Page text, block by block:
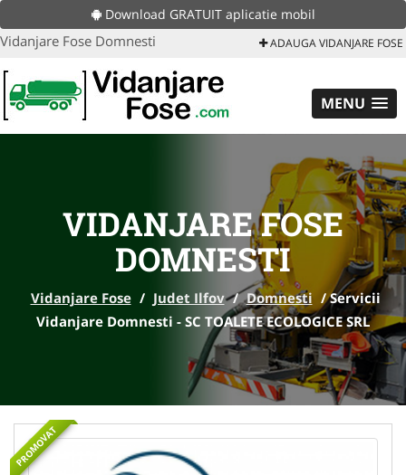
Download GRATUIT aplicatie mobil
Vidanjare Fose Domnesti ADAUGA VIDANJARE FOSE
MENU
VIDANJARE FOSE
DOMNESTI
Vidanjare Fose / Judet Ilfov / Domnesti /Servicii
Vidanjare Domnesti - SC TOALETE ECOLOGICE SRL
PROMOVAT